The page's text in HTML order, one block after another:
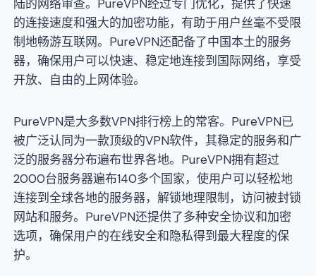
陆的网络审查。PureVPN经过专门优化，提供了快速
的连接速度和强大的加密功能，有助于用户丝毫不受限
制地畅游互联网。PureVPN还配备了中国本土的服务
器，确保用户可以快速、稳定地连接到国际网络，享受
开放、自由的上网体验。
PureVPN是大多数VPN排行榜上的常客。PureVPN已
被广泛认同为一款顶级的VPN软件，其稳定的服务和广
泛的服务器分布遍布世界各地。PureVPN拥有超过
2000台服务器遍布140多个国家，使用户可以轻松地
连接到全球各地的服务器，解锁地理限制，访问被封锁
网站和服务。PureVPN还提供了多种安全协议和加密
选项，确保用户的在线安全和隐私得到最大程度的保
护。